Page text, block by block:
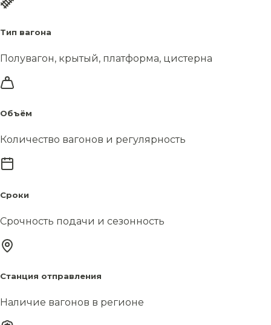
Тип вагона
Полувагон, крытый, платформа, цистерна
Объём
Количество вагонов и регулярность
Сроки
Срочность подачи и сезонность
Станция отправления
Наличие вагонов в регионе